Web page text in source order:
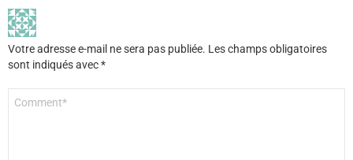
Votre adresse e-mail ne sera pas publiée. Les champs obligatoires
sont indiqués avec*